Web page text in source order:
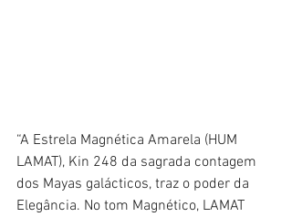
“A Estrela Magnética Amarela (HUM
LAMAT), Kin 248 da sagrada contagem
dos Mayas galácticos, traz o poder da
Elegância. No tom Magnético, LAMAT